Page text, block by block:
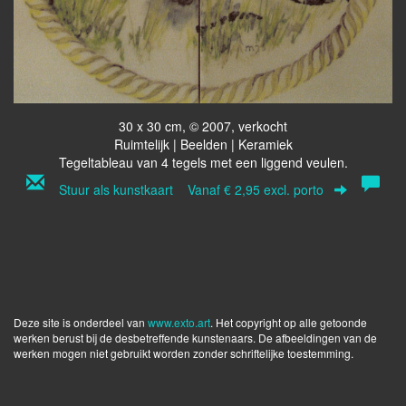
30 x 30 cm, © 2007, verkocht
Ruimtelijk | Beelden | Keramiek
Tegeltableau van 4 tegels met een liggend veulen.
Stuur als kunstkaart Vanaf € 2,95 excl. porto
Deze site is onderdeel van www.exto.art. Het copyright op alle getoonde
werken berust bij de desbetreffende kunstenaars. De afbeeldingen van de
werken mogen niet gebruikt worden zonder schriftelijke toestemming.